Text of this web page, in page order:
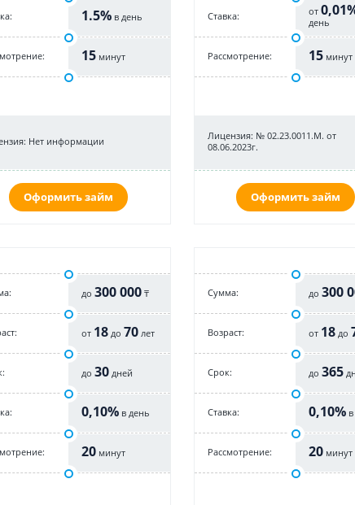
1.5% в день
15 минут
Нет информации
Оформить займ
Cтавка: от
день
Рассмотрение: 15 минут
Лицензия: № 02.23.0011.M. от
08.06.2023г.
Оформить займ
до300 000 ₸
от 18 до 70 лет
до30 дней
0,10% в день
20 минут
Cумма: до300
Возраст: от 18 до
Срок: до365
Cтавка: 0,10%
Рассмотрение: 20 минут